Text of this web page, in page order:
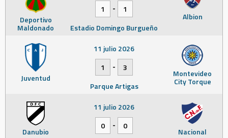
Deportivo
Maldonado
Albion
1
-
1
Estadio Domingo Burgueño
Juventud Montevideo
City Torque
11 julio 2026
1
-
3
Parque Artigas
Danubio Nacional
11 julio 2026
0
-
0